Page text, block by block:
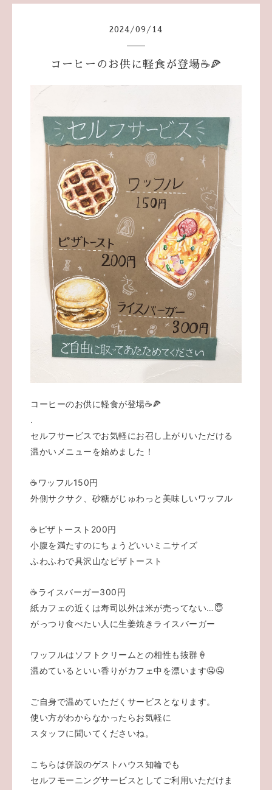
2024 /09 / 14
コーヒーのお供に軽食が登場☕️🍕
コーヒーのお供に軽食が登場☕️🍕
.
セルフサービスでお気軽にお召し上がりいただける
温かいメニューを始めました！
☕️ワッフル150円
外側サクサク、砂糖がじゅわっと美味しいワッフル
☕️ピザトースト200円
小腹を満たすのにちょうどいいミニサイズ
ふわふわで具沢山なピザトースト
☕️ライスバーガー300円
紙カフェの近くは寿司以外は米が売ってない…😇
がっつり食べたい人に生姜焼きライスバーガー
ワッフルはソフトクリームとの相性も抜群🍦
温めているといい香りがカフェ中を漂います🤤🤤
ご自身で温めていただくサービスとなります。
使い方がわからなかったらお気軽に
スタッフに聞いてくださいね。
こちらは併設のゲストハウス知輪でも
セルフモーニングサービスとしてご利用いただけま